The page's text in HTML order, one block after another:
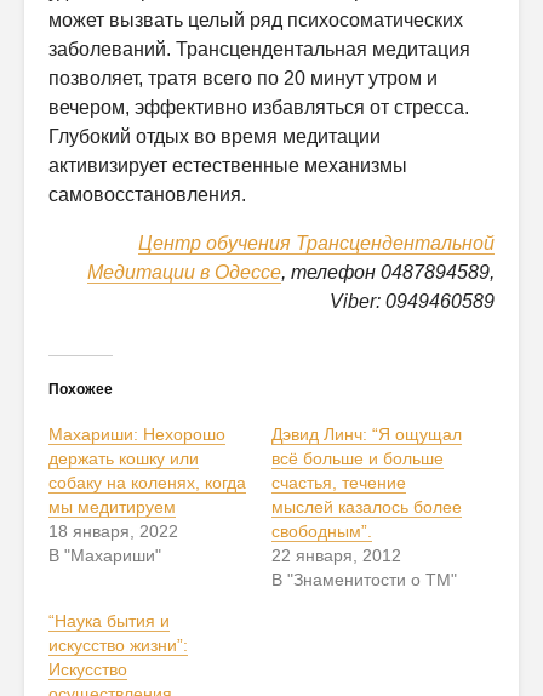
может вызвать целый ряд психосоматических
заболеваний. Трансцендентальная медитация
позволяет, тратя всего по 20 минут утром и
вечером, эффективно избавляться от стресса.
Глубокий отдых во время медитации
активизирует естественные механизмы
самовосстановления.
Центр обучения Трансцендентальной
Медитации в Одессе, телефон 0487894589,
Viber: 0949460589
Похожее
Махариши: Нехорошо
держать кошку или
собаку на коленях, когда
мы медитируем
18 января, 2022
В "Махариши"
Дэвид Линч: “Я ощущал
всё больше и больше
счастья, течение
мыслей казалось более
свободным”.
22 января, 2012
В "Знаменитости о ТМ"
“Наука бытия и
искусство жизни”:
Искусство